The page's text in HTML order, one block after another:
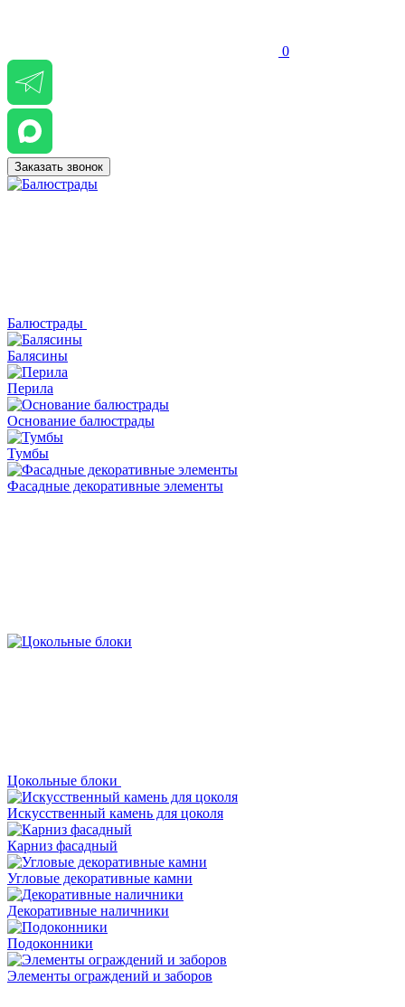
0
Заказать звонок
Балюстрады
Балясины
Перила
Основание балюстрады
Тумбы
Фасадные декоративные элементы
Цокольные блоки
Искусственный камень для цоколя
Карниз фасадный
Угловые декоративные камни
Декоративные наличники
Подоконники
Элементы ограждений и заборов